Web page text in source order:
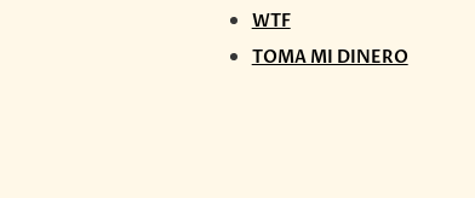
WTF
TOMA MI DINERO